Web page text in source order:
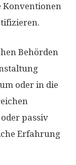
Behörden
oder in die
passiv
Erfahrung